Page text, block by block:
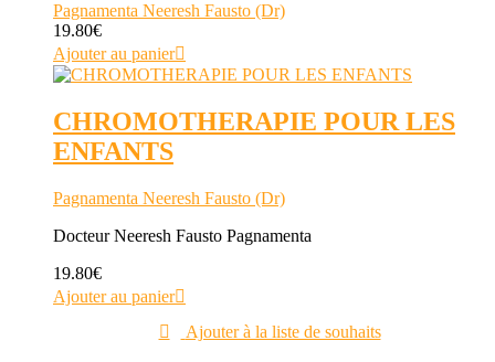
Pagnamenta Neeresh Fausto (Dr)
19.80€
Ajouter au panier
CHROMOTHERAPIE POUR LES
ENFANTS
Pagnamenta Neeresh Fausto (Dr)
Docteur Neeresh Fausto Pagnamenta
19.80€
Ajouter au panier
Ajouter à la liste de souhaits